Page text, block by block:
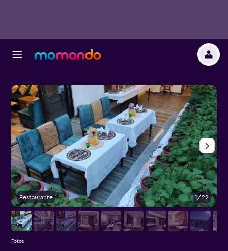
Restaurante 1/22
Fotos